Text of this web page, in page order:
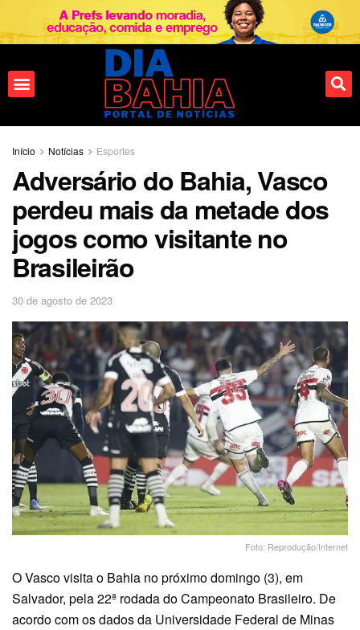
Início Notícias Esportes
Adversário do Bahia, Vasco
perdeu mais da metade dos
jogos como visitante no
Brasileirão
30 de agosto de 2023
Foto: Reprodução/Internet
O Vasco visita o Bahia no próximo domingo (3), em
Salvador, pela 22ª rodada do Campeonato Brasileiro. De
acordo com os dados da Universidade Federal de Minas